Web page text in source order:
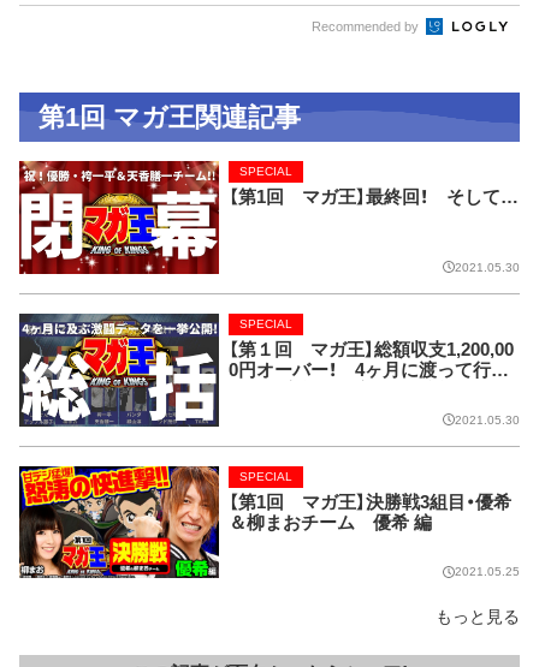
Recommended by
第1回 マガ王関連記事
【第1回 マガ王】最終回！ そして…
SPECIAL
2021.05.30
【第１回 マガ王】総額収支1,200,00
0円オーバー！ 4ヶ月に渡って行わ
SPECIAL
2021.05.30
【第1回 マガ王】決勝戦3組目・優希
＆柳まおチーム 優希 編
SPECIAL
2021.05.25
もっと見る